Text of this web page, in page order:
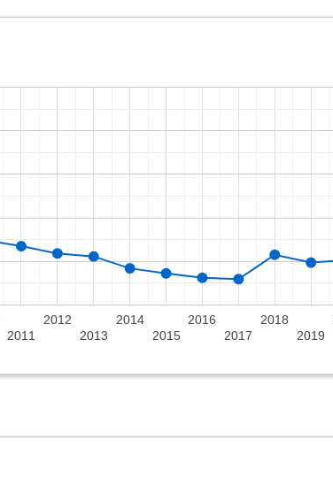
2011
2012
2013
2014
2015
2016
2017
2018
2019